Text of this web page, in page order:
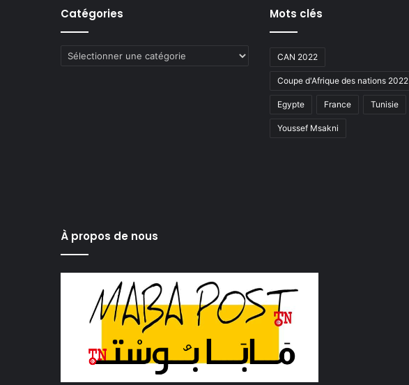
Catégories
Catégories
Mots clés
CAN 2022
Coupe d'Afrique des nations 2022
Egypte France Tunisie
Youssef Msakni
À propos de nous